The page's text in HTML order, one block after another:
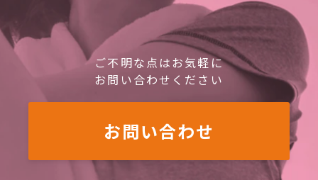
ご不明な点はお気軽に
お問い合わせください
お問い合わせ